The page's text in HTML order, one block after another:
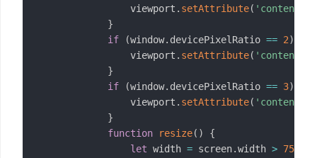
                viewport
. setAttribute( 'content'
}
if
(window. devicePixelRatio == 2)
                viewport
. setAttribute( 'content'
}
if
(window. devicePixelRatio == 3)
                viewport
. setAttribute( 'content'
}
function
resize( )
{
let width = screen.width > 750